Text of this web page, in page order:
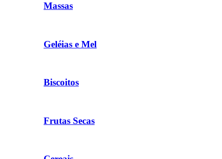
Massas
Geléias e Mel
Biscoitos
Frutas Secas